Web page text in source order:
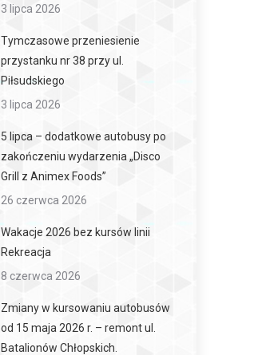
3 lipca 2026
Tymczasowe przeniesienie
przystanku nr 38 przy ul.
Piłsudskiego
3 lipca 2026
5 lipca – dodatkowe autobusy po
zakończeniu wydarzenia „Disco
Grill z Animex Foods”
26 czerwca 2026
Wakacje 2026 bez kursów linii
Rekreacja
8 czerwca 2026
Zmiany w kursowaniu autobusów
od 15 maja 2026 r. – remont ul.
Batalionów Chłopskich.